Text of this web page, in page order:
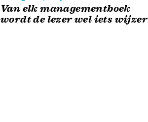
Van elk managementboek
wordt de lezer wel iets wijzer